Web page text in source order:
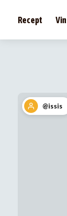
Recept
@issis